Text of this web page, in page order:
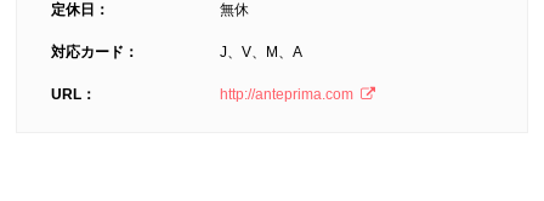
定休日： 無休
対応カード： J、V、M、A
URL： http://anteprima.com